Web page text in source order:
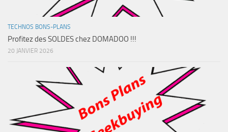
TECHNOS BONS-PLANS
Profitez des SOLDES chez DOMADOO !!!
20 JANVIER 2026